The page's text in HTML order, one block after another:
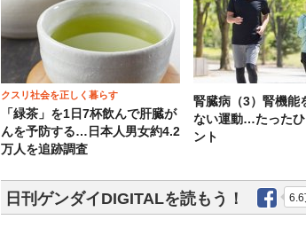
クスリ社会を正しく暮らす
「緑茶」を1日7杯飲んで肝臓が
んを予防する…日本人男女約4.2
万人を追跡調査
腎臓病（3）腎機能
ない運動…たったひ
ント
日刊ゲンダイDIGITALを読もう！ 6.6